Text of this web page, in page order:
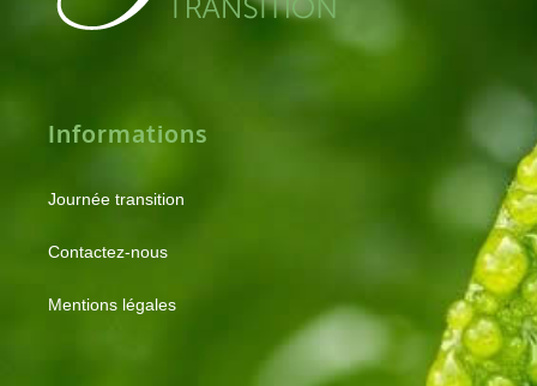
Informations
Journée transition
Contactez-nous
Mentions légales